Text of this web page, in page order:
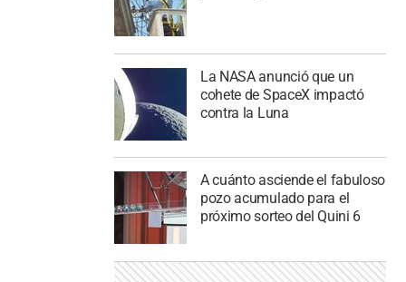
La NASA anunció que un
cohete de SpaceX impactó
contra la Luna
A cuánto asciende el fabuloso
pozo acumulado para el
próximo sorteo del Quini 6